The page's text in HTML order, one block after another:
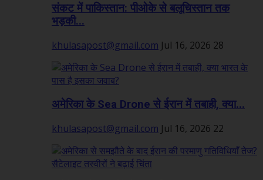
संकट में पाकिस्तान: पीओके से बलूचिस्तान तक
भड़की...
khulasapost@gmail.com Jul 16, 2026 28
अमेरिका के Sea Drone से ईरान में तबाही, क्या...
khulasapost@gmail.com Jul 16, 2026 22